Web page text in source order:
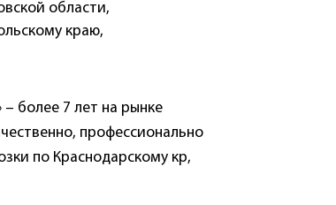
области,
краю,
более 7 лет на рынке
профессионально
по Краснодарскому кр,